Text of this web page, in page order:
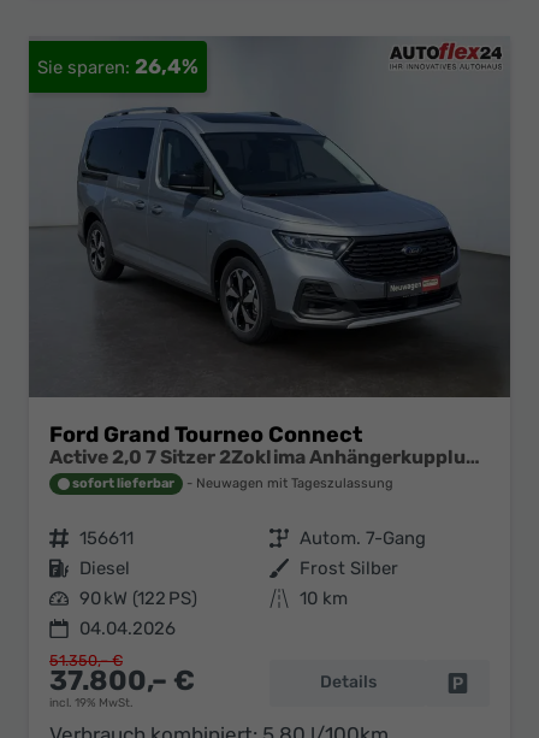
26,4%
Ford Grand Tourneo Connect
Active 2,0 7 Sitzer 2Zoklima Anhängerkupplung Panoramadach AGR Sitze Sitzheizung Einparkhilfe Kamera 17 Zoll Leichtmetall ACC
sofort lieferbar Neuwagen mit Tageszulassung
Fahrzeugnr. 156611 Getriebe Autom. 7-Gang
Kraftstoff Diesel Außenfarbe Frost Silber
Leistung 90 kW (122 PS) Kilometerstand 10 km
04.04.2026
37.800,– €
incl. 19% MwSt.
51.350,– €
Details